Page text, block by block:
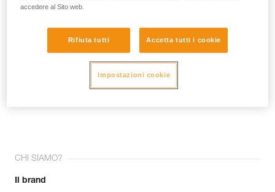
Unisciti alla community!
CHI SIAMO?
Il brand
accedere al Sito web.
Rifiuta tutti Accetta tutti i cookie
Impostazioni cookie